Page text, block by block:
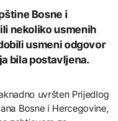
Bosne i
nekoliko usmenih
usmeni odgovor
bila postavljena.
uvršten Prijedlog
Bosne i Hercegovine,